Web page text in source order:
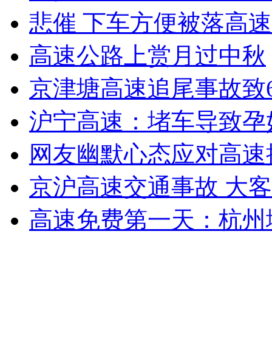
外交部：反对强权政治霸凌主义
外交部：有关国家言论片面不公正
安徽一实载49人客车翻车
走！跟着总书记去植树
消防员救轻生者 花炮节热闹非凡 减压"枕头大战"
悲催 下车方便被落高
高速公路上赏月过中秋
京津塘高速追尾事故
沪宁高速：堵车导致
网友幽默心态应对高
京沪高速交通事故 大
高速免费第一天：杭